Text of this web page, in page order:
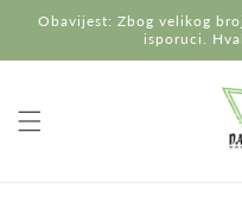
na
Obavijest: Zbog velikog
isporuci.